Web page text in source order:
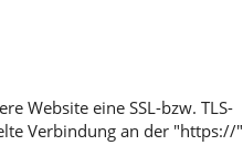
Website eine SSL-bzw. TLS-
Verbindung an der "https://"